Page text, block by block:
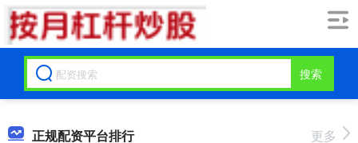
搜索
正规配资平台排行 更多